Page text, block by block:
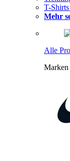
T-
Mehr
Alle
Marken